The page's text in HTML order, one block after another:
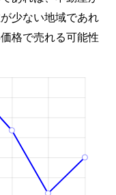
少ない地域であれ
格で売れる可能性